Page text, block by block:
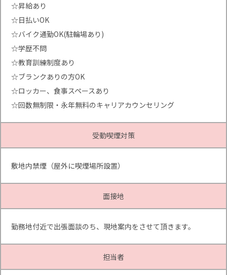
☆昇給あり
☆日払いOK
☆バイク通勤OK(駐輪場あり)
☆学歴不問
☆教育訓練制度あり
☆ブランクありの方OK
☆ロッカー、食事スペースあり
☆回数無制限・永年無料のキャリアカウンセリング
受動喫煙対策
敷地内禁煙（屋外に喫煙場所設置）
面接地
勤務地付近で出張面談のち、現地案内をさせて頂きます。
担当者